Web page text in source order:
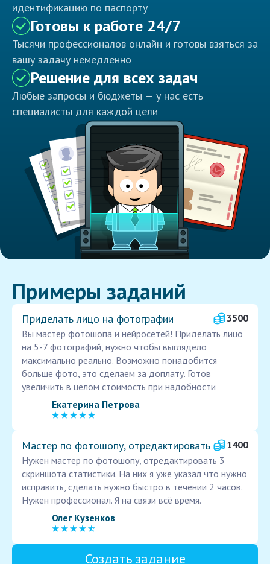
идентификацию по паспорту
Готовы к работе 24/7
Тысячи профессионалов онлайн и готовы взяться за
вашу задачу немедленно
Решение для всех задач
Любые запросы и бюджеты — у нас есть
специалисты для каждой цели
Примеры заданий
Приделать лицо на фотографии
3500
Вы мастер фотошопа и нейросетей! Приделать лицо
на 5-7 фотографий, нужно чтобы выглядело
максимально реально. Возможно понадобится
больше фото, это сделаем за доплату. Готов
увеличить в целом стоимость при надобности
Екатерина Петрова
Мастер по фотошопу, отредактировать
1400
Нужен мастер по фотошопу, отредактировать 3
скриншота статистики. На них я уже указал что нужно
исправить, сделать нужно быстро в течении 2 часов.
Нужен профессионал. Я на связи всё время.
Олег Кузенков
Создать задание